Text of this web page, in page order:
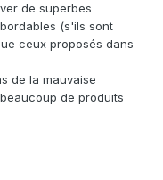
de superbes
(s'ils sont
ceux proposés dans
de la mauvaise
de produits